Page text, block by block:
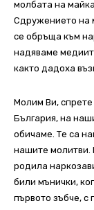
молбата на
Сдружението на
се обръща към
надяваме
както дадоха
Молим Ви,
България, на
обичаме. Те са
нашите молитви.
родила
били мънички,
първото зъбче, с